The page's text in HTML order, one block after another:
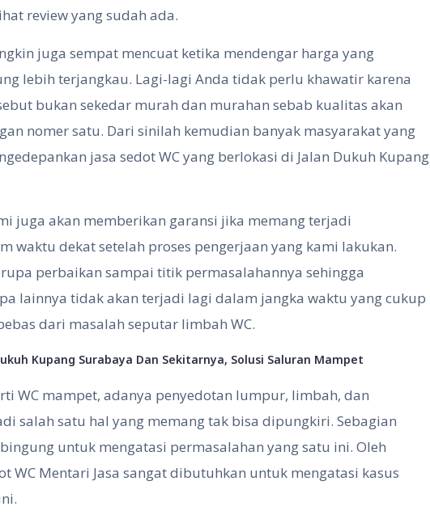
review yang sudah ada.
juga sempat mencuat ketika mendengar harga yang
lebih terjangkau. Lagi-lagi Anda tidak perlu khawatir karena
bukan sekedar murah dan murahan sebab kualitas akan
nomer satu. Dari sinilah kemudian banyak masyarakat yang
jasa sedot WC yang berlokasi di Jalan Dukuh Kupang
juga akan memberikan garansi jika memang terjadi
waktu dekat setelah proses pengerjaan yang kami lakukan.
perbaikan sampai titik permasalahannya sehingga
lainnya tidak akan terjadi lagi dalam jangka waktu yang cukup
dari masalah seputar limbah WC.
Kupang Surabaya Dan Sekitarnya, Solusi Saluran Mampet
WC mampet, adanya penyedotan lumpur, limbah, dan
salah satu hal yang memang tak bisa dipungkiri. Sebagian
untuk mengatasi permasalahan yang satu ini. Oleh
WC Mentari Jasa sangat dibutuhkan untuk mengatasi kasus